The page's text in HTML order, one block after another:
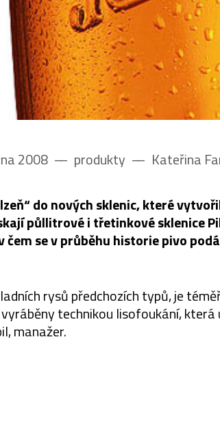
2008 –– produkty –– Kateřina
do nových sklenic, které
půllitrové i třetinkové sklenice
čem se v průběhu historie pivo
rysů předchozích typů, je
technikou lisofoukání,
manažer.